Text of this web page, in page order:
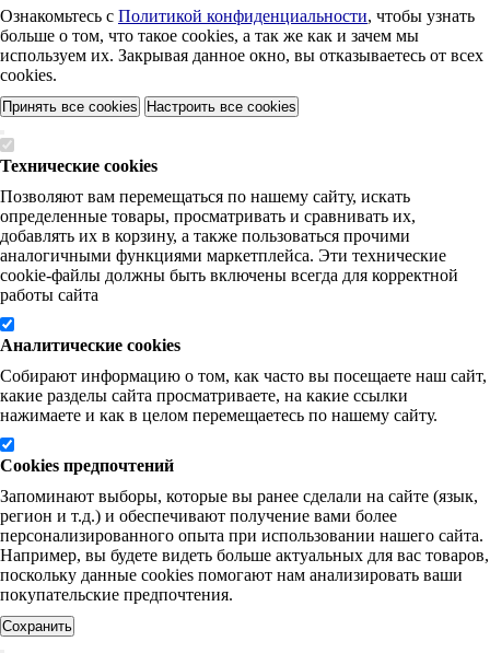
Ознакомьтесь с Политикой конфиденциальности, чтобы узнать
больше о том, что такое cookies, а так же как и зачем мы
используем их. Закрывая данное окно, вы отказываетесь от всех
cookies.
Принять все cookies Настроить все cookies
Технические cookies
Позволяют вам перемещаться по нашему сайту, искать
определенные товары, просматривать и сравнивать их,
добавлять их в корзину, а также пользоваться прочими
аналогичными функциями маркетплейса. Эти технические
cookie-файлы должны быть включены всегда для корректной
работы сайта
Аналитические cookies
Собирают информацию о том, как часто вы посещаете наш сайт,
какие разделы сайта просматриваете, на какие ссылки
нажимаете и как в целом перемещаетесь по нашему сайту.
Cookies предпочтений
Запоминают выборы, которые вы ранее сделали на сайте (язык,
регион и т.д.) и обеспечивают получение вами более
персонализированного опыта при использовании нашего сайта.
Например, вы будете видеть больше актуальных для вас товаров,
поскольку данные cookies помогают нам анализировать ваши
покупательские предпочтения.
Сохранить